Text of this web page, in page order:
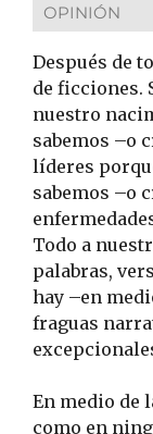
OPINIÓN
Después de
de ficciones.
nuestro
sabemos –o
líderes
sabemos –o
Todo a
palabras,
hay –en
fraguas
En medio de
como en